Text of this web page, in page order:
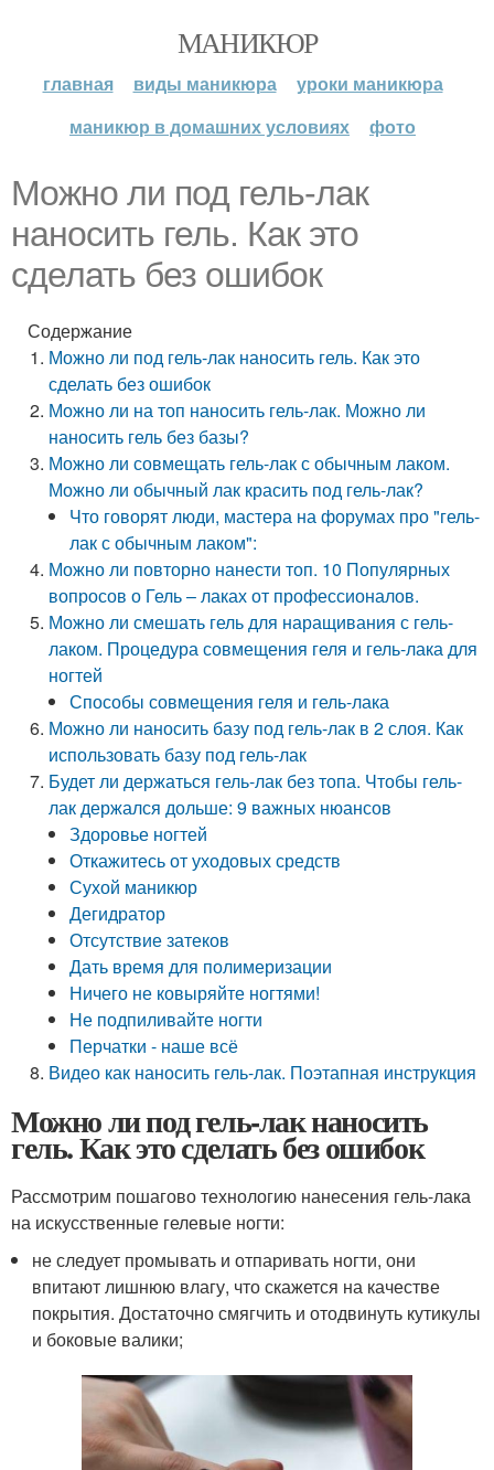
МАНИКЮР
главная виды маникюра
уроки маникюра
маникюр в домашних условиях
фото
Можно ли под гель-лак
наносить гель. Как это
сделать без ошибок
Содержание
Можно ли под гель-лак наносить гель. Как это
сделать без ошибок
Можно ли на топ наносить гель-лак. Можно ли
наносить гель без базы?
Можно ли совмещать гель-лак с обычным лаком.
Можно ли обычный лак красить под гель-лак?
Что говорят люди, мастера на форумах про "гель-
лак с обычным лаком":
Можно ли повторно нанести топ. 10 Популярных
вопросов о Гель – лаках от профессионалов.
Можно ли смешать гель для наращивания с гель-
лаком. Процедура совмещения геля и гель-лака для
ногтей
Способы совмещения геля и гель-лака
Можно ли наносить базу под гель-лак в 2 слоя. Как
использовать базу под гель-лак
Будет ли держаться гель-лак без топа. Чтобы гель-
лак держался дольше: 9 важных нюансов
Здоровье ногтей
Откажитесь от уходовых средств
Сухой маникюр
Дегидратор
Отсутствие затеков
Дать время для полимеризации
Ничего не ковыряйте ногтями!
Не подпиливайте ногти
Перчатки - наше всё
Видео как наносить гель-лак. Поэтапная инструкция
Можно ли под гель-лак наносить
гель. Как это сделать без ошибок
Рассмотрим пошагово технологию нанесения гель-лака
на искусственные гелевые ногти:
не следует промывать и отпаривать ногти, они
впитают лишнюю влагу, что скажется на качестве
покрытия. Достаточно смягчить и отодвинуть кутикулы
и боковые валики;